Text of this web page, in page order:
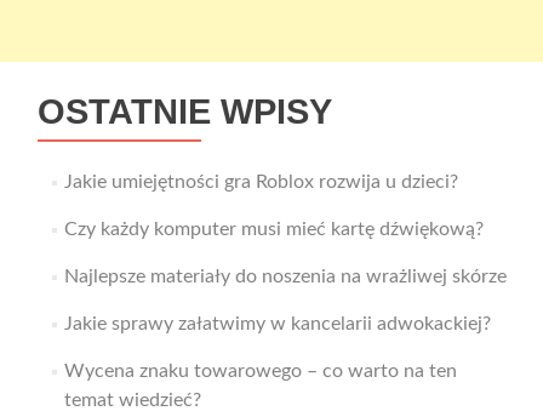
OSTATNIE WPISY
Jakie umiejętności gra Roblox rozwija u dzieci?
Czy każdy komputer musi mieć kartę dźwiękową?
Najlepsze materiały do noszenia na wrażliwej skórze
Jakie sprawy załatwimy w kancelarii adwokackiej?
Wycena znaku towarowego – co warto na ten
temat wiedzieć?